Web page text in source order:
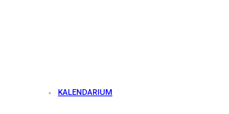
KALENDARIUM